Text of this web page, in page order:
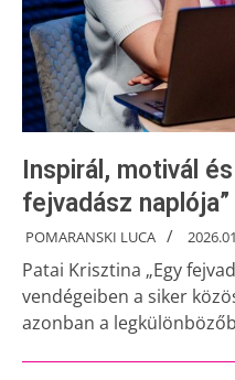
Inspirál, motivál
fejvadász naplója”
POMARANSKI LUCA
Patai Krisztina „Egy
vendégeiben a siker
azonban a